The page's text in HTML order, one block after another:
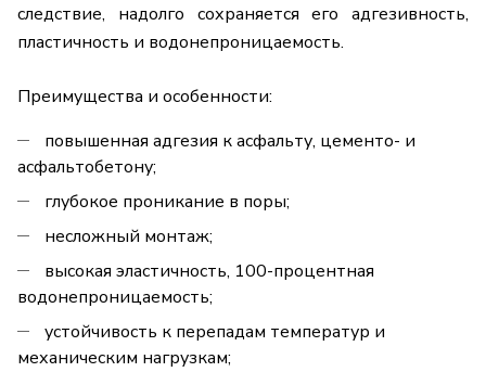
следствие, надолго сохраняется его адгезивность,
пластичность и водонепроницаемость.
Преимущества и особенности:
повышенная адгезия к асфальту, цементо- и
асфальтобетону;
глубокое проникание в поры;
несложный монтаж;
высокая эластичность, 100-процентная
водонепроницаемость;
устойчивость к перепадам температур и
механическим нагрузкам;